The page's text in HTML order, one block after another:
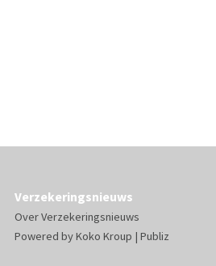
Verzekeringsnieuws
Over Verzekeringsnieuws
Powered byKoko Kroup | Publiz